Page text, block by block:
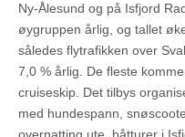
Ny-Ålesund og på Isfjord
øygruppen årlig, og tallet
således flytrafikken over
7,0 % årlig. De fleste
cruiseskip. Det tilbys
med hundespann,